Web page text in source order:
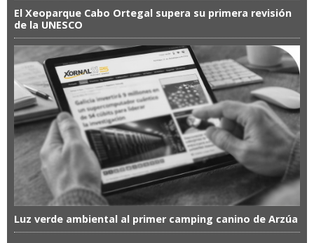
El Xeoparque Cabo Ortegal supera su primera revisión
de la UNESCO
Luz verde ambiental al primer camping canino de Arzúa